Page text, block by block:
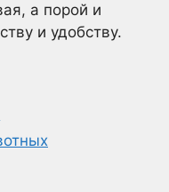
а порой и
и удобству.